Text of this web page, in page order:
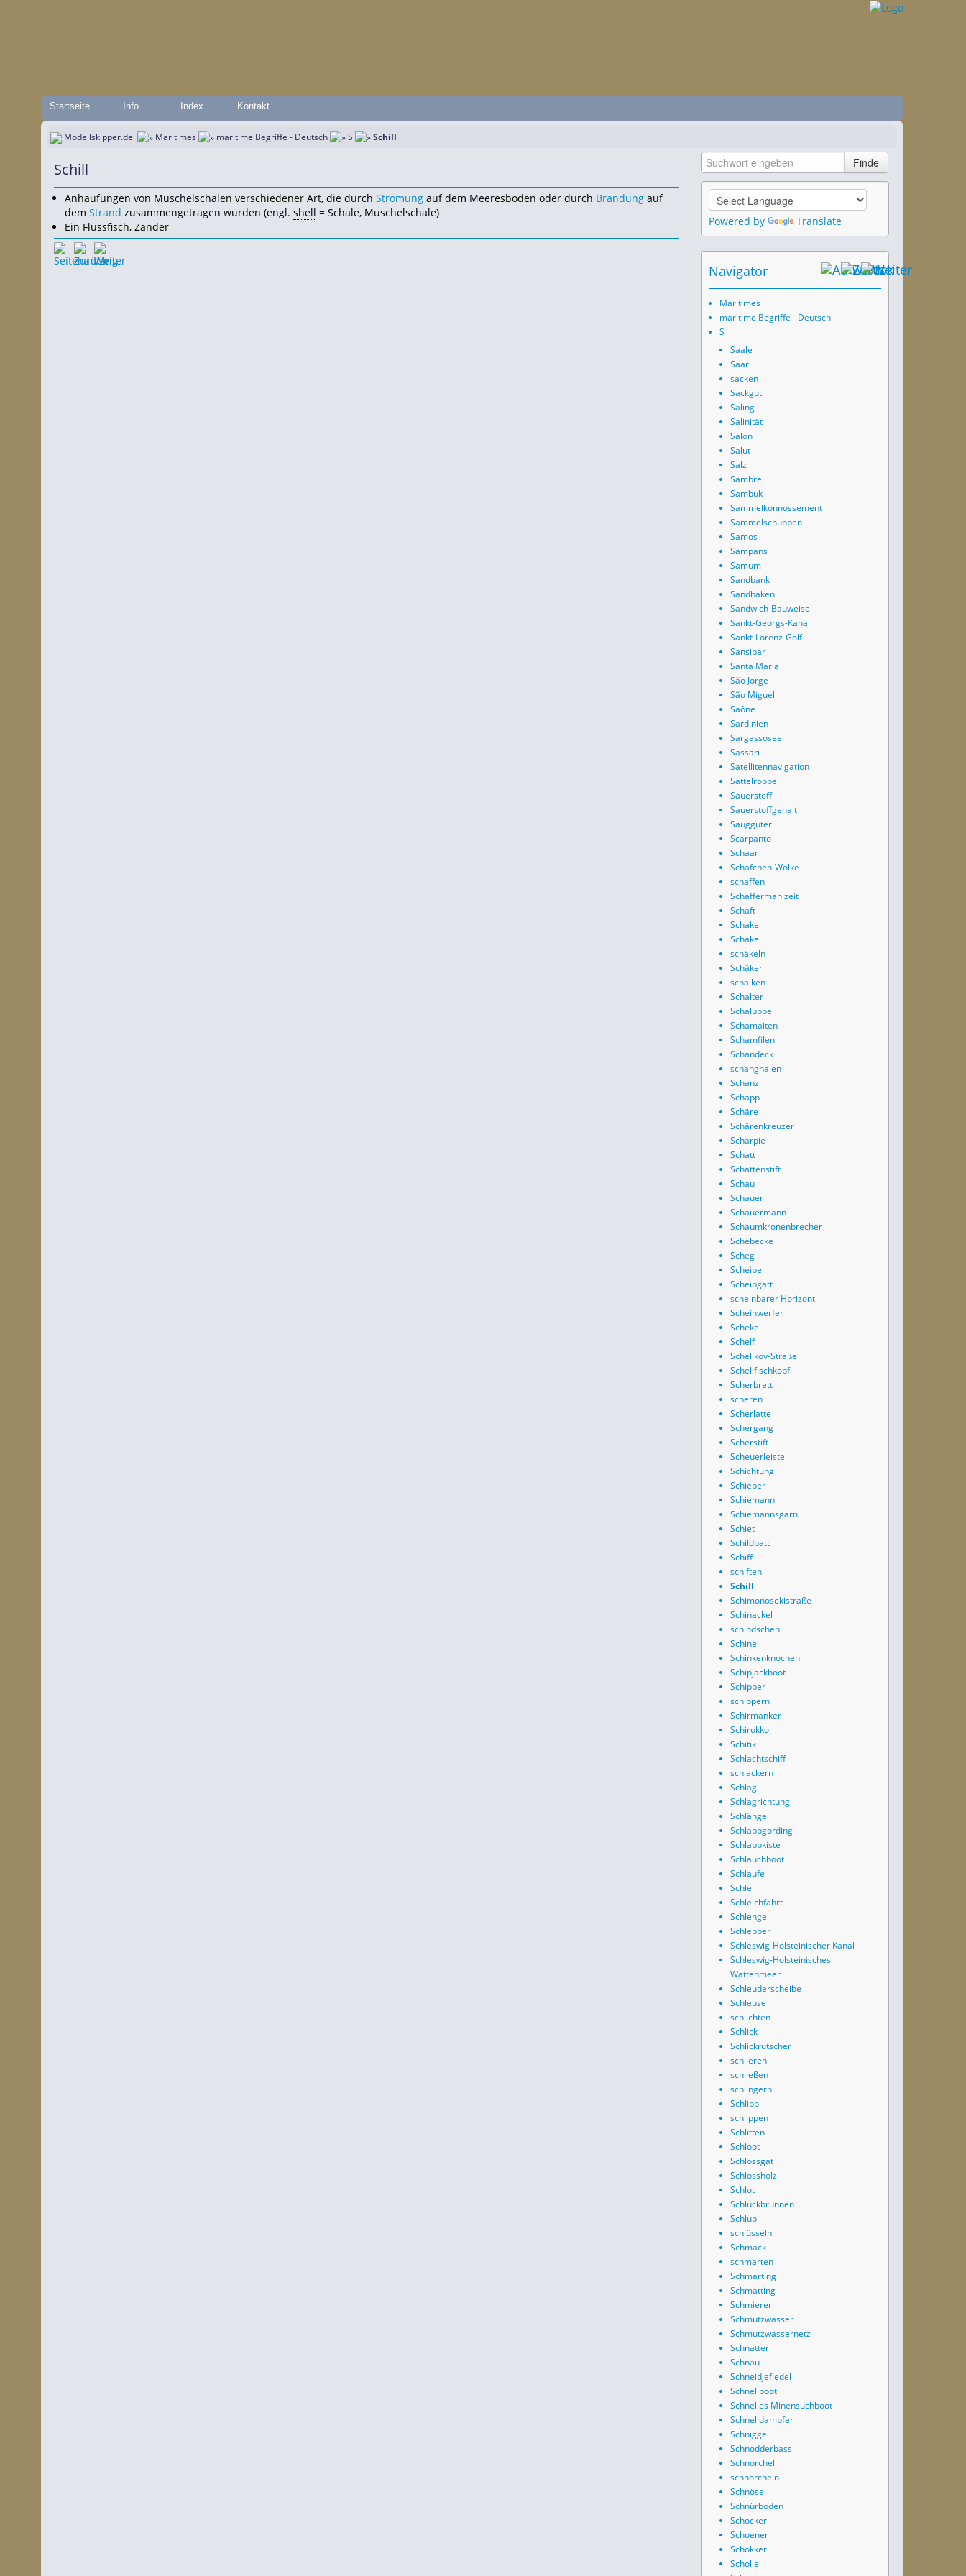
Startseite Info Index Kontakt
Modellskipper.de Maritimes maritime Begriffe - Deutsch S Schill
Schill
Anhäufungen von Muschelschalen verschiedener Art, die durch Strömung auf dem Meeresboden oder durch Brandung auf
dem Strand zusammengetragen wurden (engl. shell = Schale, Muschelschale)
Ein Flussfisch, Zander
Powered by Translate
Navigator
Maritimes
maritime Begriffe - Deutsch
S
Saale
Saar
sacken
Sackgut
Saling
Salinität
Salon
Salut
Salz
Sambre
Sambuk
Sammelkonnossement
Sammelschuppen
Samos
Sampans
Samum
Sandbank
Sandhaken
Sandwich-Bauweise
Sankt-Georgs-Kanal
Sankt-Lorenz-Golf
Sansibar
Santa Maria
São Jorge
São Miguel
Saône
Sardinien
Sargassosee
Sassari
Satellitennavigation
Sattelrobbe
Sauerstoff
Sauerstoffgehalt
Sauggüter
Scarpanto
Schaar
Schäfchen-Wolke
schaffen
Schaffermahlzeit
Schaft
Schake
Schäkel
schäkeln
Schäker
schalken
Schalter
Schaluppe
Schamaiten
Schamfilen
Schandeck
schanghaien
Schanz
Schapp
Schäre
Schärenkreuzer
Scharpie
Schatt
Schattenstift
Schau
Schauer
Schauermann
Schaumkronenbrecher
Schebecke
Scheg
Scheibe
Scheibgatt
scheinbarer Horizont
Scheinwerfer
Schekel
Schelf
Schelikov-Straße
Schellfischkopf
Scherbrett
scheren
Scherlatte
Schergang
Scherstift
Scheuerleiste
Schichtung
Schieber
Schiemann
Schiemannsgarn
Schiet
Schildpatt
Schiff
schiften
Schill
Schimonosekistraße
Schinackel
schindschen
Schine
Schinkenknochen
Schipjackboot
Schipper
schippern
Schirmanker
Schirokko
Schitik
Schlachtschiff
schlackern
Schlag
Schlagrichtung
Schlängel
Schlappgording
Schlappkiste
Schlauchboot
Schlaufe
Schlei
Schleichfahrt
Schlengel
Schlepper
Schleswig-Holsteinischer Kanal
Schleswig-Holsteinisches
Wattenmeer
Schleuderscheibe
Schleuse
schlichten
Schlick
Schlickrutscher
schlieren
schließen
schlingern
Schlipp
schlippen
Schlitten
Schloot
Schlossgat
Schlossholz
Schlot
Schluckbrunnen
Schlup
schlüsseln
Schmack
schmarten
Schmarting
Schmatting
Schmierer
Schmutzwasser
Schmutzwassernetz
Schnatter
Schnau
Schneidjefiedel
Schnellboot
Schnelles Minensuchboot
Schnelldampfer
Schnigge
Schnodderbass
Schnorchel
schnorcheln
Schnösel
Schnürboden
Schocker
Schoener
Schokker
Scholle